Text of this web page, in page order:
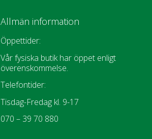
Allmän information
Öppettider:
Vår fysiska butik har öppet enligt
överenskommelse.
Telefontider:
Tisdag-Fredag kl. 9-17
070 – 39 70 880